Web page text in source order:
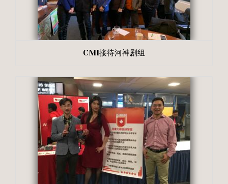
CMI接待河神剧组